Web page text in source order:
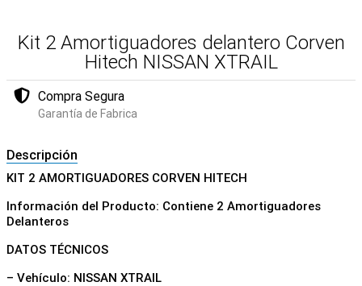
Kit 2 Amortiguadores delantero Corven
Hitech NISSAN XTRAIL
Compra Segura
Garantía de Fabrica
Descripción
KIT 2 AMORTIGUADORES CORVEN HITECH
Información del Producto: Contiene 2 Amortiguadores
Delanteros
DATOS TÉCNICOS
– Vehículo: NISSAN XTRAIL